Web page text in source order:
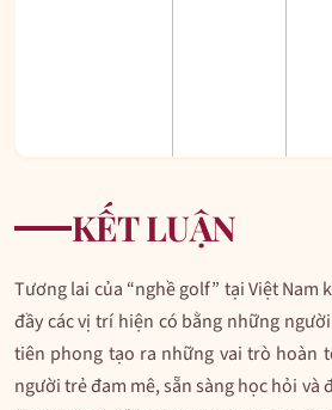
KẾT LUẬN
Tương lai của “nghề golf” tại Việt Nam
đầy các vị trí hiện có bằng những
tiên phong tạo ra những vai trò hoàn
người trẻ đam mê, sẵn sàng học hỏi và